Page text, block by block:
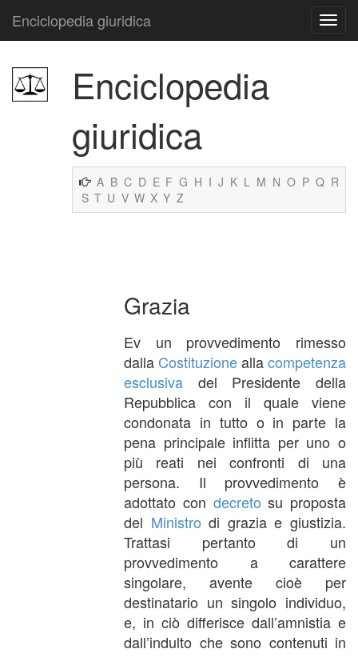
Enciclopedia giuridica
Enciclopedia
giuridica
A B C D E F G H I J K L M N O P Q R
S T U V W X Y Z
Grazia
Ev un provvedimento rimesso
dalla Costituzioneallacompetenza
esclusiva del Presidente della
Repubblica con il quale viene
condonata in tutto o in parte la
pena principale inflitta per uno o
più reati nei confronti di una
persona. Il provvedimento è
adottato con decreto su proposta
del Ministro di grazia e giustizia.
Trattasi pertanto di un
provvedimento a carattere
singolare, avente cioè per
destinatario un singolo individuo,
e, in ciò differisce dall’amnistia e
dall’indulto che sono contenuti in